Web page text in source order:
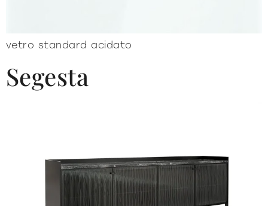
vetro standard acidato
Segesta